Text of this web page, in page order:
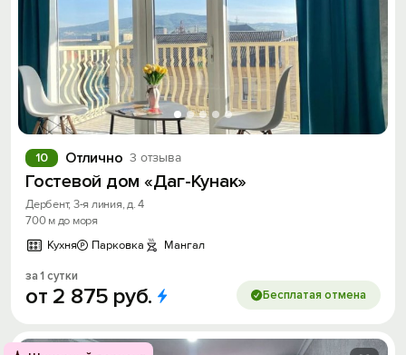
Отлично 3 отзыва
10
Гостевой дом «Даг-Кунак»
Дербент, 3-я линия, д. 4
700 м до моря
Кухня
Парковка Мангал
за 1 сутки
от 2 875 руб. Бесплатая отмена